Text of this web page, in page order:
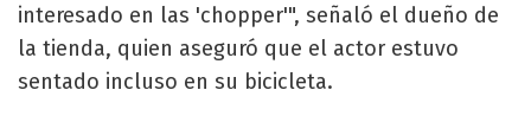
interesado en las 'chopper'", señaló el dueño de
la tienda, quien aseguró que el actor estuvo
sentado incluso en su bicicleta.